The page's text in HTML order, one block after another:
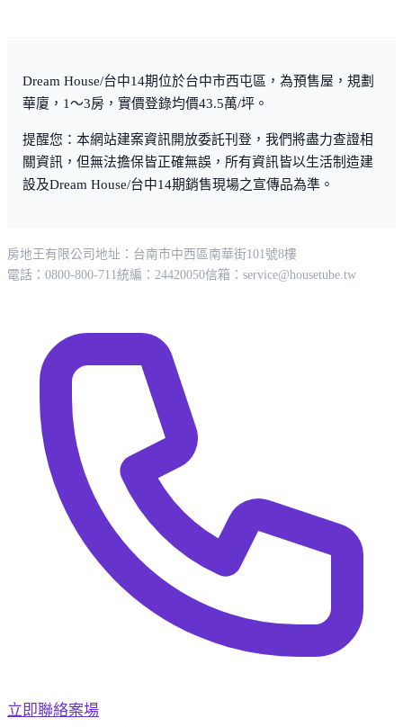
Dream House/台中14期位於台中市西屯區，為預售屋，規劃
華廈，1～3房，實價登錄均價43.5萬/坪。
提醒您：本網站建案資訊開放委託刊登，我們將盡力查證相
關資訊，但無法擔保皆正確無誤，所有資訊皆以生活制造建
設及Dream House/台中14期銷售現場之宣傳品為準。
房地王有限公司 地址：台南市中西區南華街101號8樓
電話：0800-800-711統編：24420050信箱： service@housetube.tw
立即聯絡案場